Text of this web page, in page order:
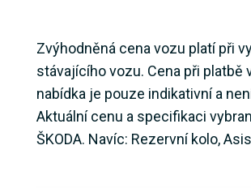
Zvýhodněná cena vozu platí při
stávajícího vozu. Cena při platbě
nabídka je pouze indikativní a
Aktuální cenu a specifikaci
ŠKODA. Navíc: Rezervní kolo,